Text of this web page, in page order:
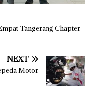
Tangerang Chapter
NEXT
Motor